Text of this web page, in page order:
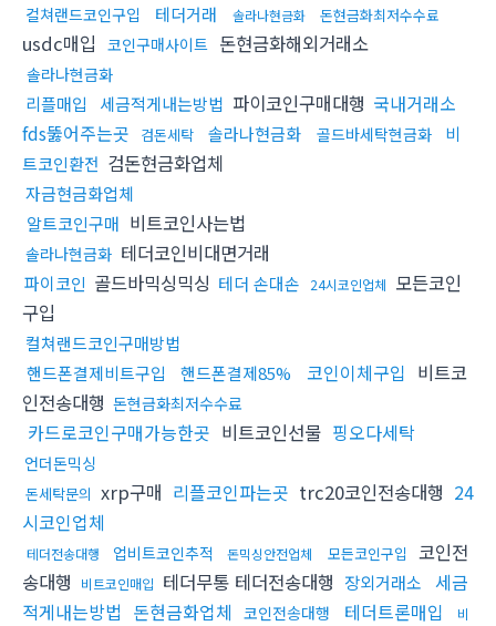
컬쳐랜드코인구입
테더거래 솔라나현금화 돈현금화최저수수료
usdc매입 코인구매사이트 돈현금화해외거래소
솔라나현금화
리플매입 세금적게내는방법 파이코인구매대행 국내거래소
fds뚫어주는곳
검돈세탁 솔라나현금화 골드바세탁현금화
비
트코인환전 검돈현금화업체
자금현금화업체
알트코인구매 비트코인사는법
솔라나현금화 테더코인비대면거래
파이코인 골드바믹싱믹싱 테더 손대손 24시코인업체 모든코인
구입
컬쳐랜드코인구매방법
핸드폰결제비트구입
핸드폰결제85% 코인이체구입 비트코
인전송대행 돈현금화최저수수료
카드로코인구매가능한곳 비트코인선물 핑오다세탁
언더돈믹싱
돈세탁문의 xrp구매 리플코인파는곳 trc20코인전송대행 24
시코인업체
테더전송대행 업비트코인추적 돈믹싱안전업체 모든코인구입
코인전
송대행
비트코인매입 테더무통 테더전송대행 장외거래소
세금
적게내는방법 돈현금화업체 코인전송대행 테더트론매입
비